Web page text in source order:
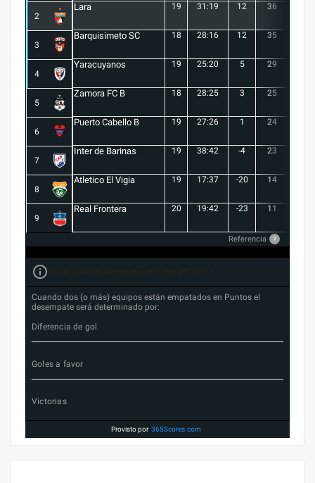
2
Lara 19 31:19 12 36
3
Barquisimeto SC 18 28:16 12 35
4
Yaracuyanos 19 25:20 5 29
5
Zamora FC B 18 28:25 3 25
6
Puerto Cabello B 19 27:26 1 24
7
Inter de Barinas 19 38:42 -4 23
8
Atletico El Vigia 19 17:37 -20 14
9
Real Frontera 20 19:42 -23 11
Referencia ?
Cuando dos (o más) equipos están empatados en Puntos el
desempate será determinado por:
Diferencia de gol
Goles a favor
Victorias
Provisto por 365Scores.com